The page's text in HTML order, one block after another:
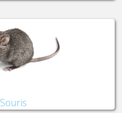
Souris